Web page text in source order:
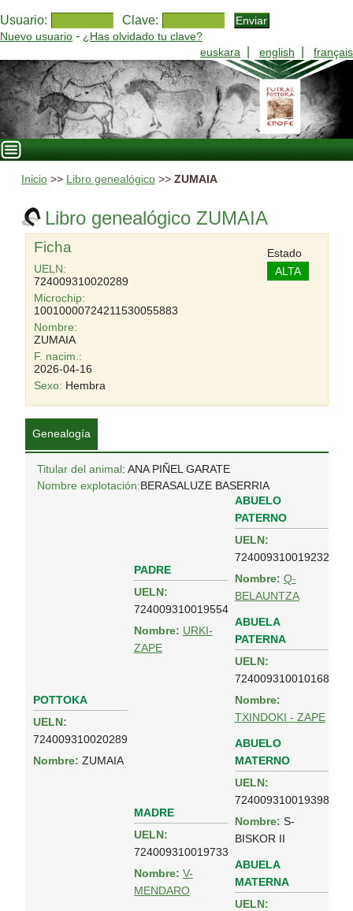
Usuario: Clave:
Nuevo usuario - ¿Has olvidado tu clave?
euskara
english français
Inicio>> Libro genealógico>> ZUMAIA
Libro genealógico ZUMAIA
Ficha
UELN:
724009310020289
Microchip:
10010000724211530055883
Nombre:
ZUMAIA
F. nacim.:
2026-04-16
Sexo: Hembra
Estado
ALTA
Genealogía
Titular del animal: ANA PIÑEL GARATE
Nombre explotación:BERASALUZE BASERRIA
POTTOKA
UELN:
724009310020289
Nombre: ZUMAIA
PADRE
UELN:
724009310019554
Nombre: URKI-
ZAPE
ABUELO
PATERNO
UELN:
724009310019232
Nombre: Q-
BELAUNTZA
ABUELA
PATERNA
UELN:
724009310010168
Nombre:
TXINDOKI - ZAPE
MADRE
UELN:
724009310019733
Nombre: V-
MENDARO
ABUELO
MATERNO
UELN:
724009310019398
Nombre: S-
BISKOR II
ABUELA
MATERNA
UELN: